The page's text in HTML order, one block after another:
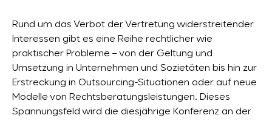
Rund um das Verbot der Vertretung widerstreitender
Interessen gibt es eine Reihe rechtlicher wie
praktischer Probleme – von der Geltung und
Umsetzung in Unternehmen und Sozietäten bis hin zur
Erstreckung in Outsourcing-Situationen oder auf neue
Modelle von Rechtsberatungsleistungen. Dieses
Spannungsfeld wird die diesjährige Konferenz an der